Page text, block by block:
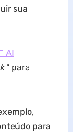
sua
AI
" para
para